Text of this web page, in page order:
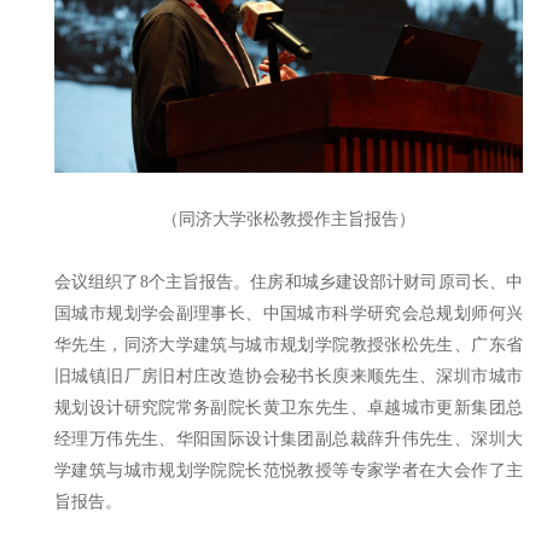
（同济大学张松教授作主旨报告）
会议组织了8个主旨报告。住房和城乡建设部计财司原司长、中
国城市规划学会副理事长、中国城市科学研究会总规划师何兴
华先生，同济大学建筑与城市规划学院教授张松先生、广东省
旧城镇旧厂房旧村庄改造协会秘书长庾来顺先生、深圳市城市
规划设计研究院常务副院长黄卫东先生、卓越城市更新集团总
经理万伟先生、华阳国际设计集团副总裁薛升伟先生、深圳大
学建筑与城市规划学院院长范悦教授等专家学者在大会作了主
旨报告。